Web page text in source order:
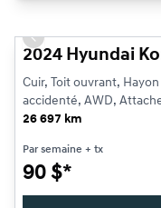
Previous slide
2024 Hyundai
Cuir, Toit ouvrant,
accidenté, AWD,
26 697 km
Par semaine + tx
90 $*